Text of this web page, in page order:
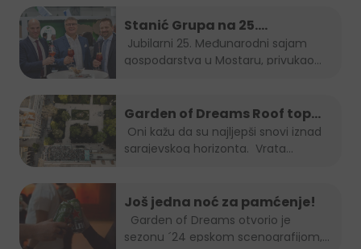
Stanić Grupa na 25.
Međunarodnom sajmu
gospodarstva u Mostaru
gospodarstva u Mostaru, privukao
Garden of Dreams Roof top
Session
sarajevskog horizonta. Vrata...
Još jedna noć za pamćenje!
sezonu ´24 epskom scenografijom,...